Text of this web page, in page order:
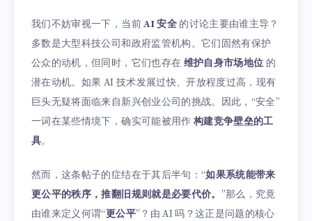
我们不妨审视一下，当前AI 安全的讨论主要由谁主导？
多数是大型科技公司和政府监管机构。它们固然有保护
公众的动机，但同时，它们也存在 维护自身市场地位 的
潜在动机。如果 AI 技术发展过快、开放程度过高，现有
巨头无疑将面临来自新兴创业公司的挑战。因此，“安全”
一词在某些情境下，确实可能被用作 构建竞争壁垒的工
具。
然而，这条帖子的症结在于其后半句：“如果系统能带来
更公平的秩序，推翻旧规则就是必要代价。 ”那么，究竟
由谁来定义何谓“更公平”？由 AI 吗？这正是问题的核心